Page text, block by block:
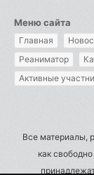
Меню сайта
Главная
Реаниматор
Активные
Все материалы,
как